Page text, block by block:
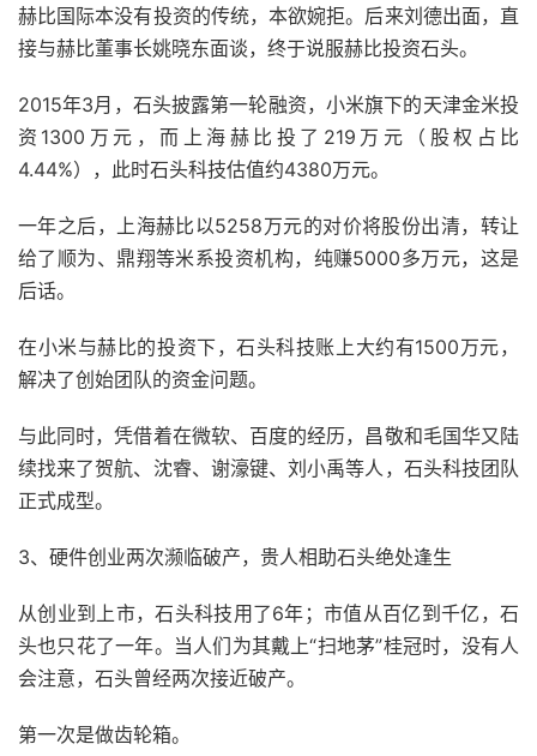
赫比国际本没有投资的传统，本欲婉拒。后来刘德出面，直
接与赫比董事长姚晓东面谈，终于说服赫比投资石头。
2015年3月，石头披露第一轮融资，小米旗下的天津金米投
资1300万元，而上海赫比投了219万元（股权占比
4.44%），此时石头科技估值约4380万元。
一年之后，上海赫比以5258万元的对价将股份出清，转让
给了顺为、鼎翔等米系投资机构，纯赚5000多万元，这是
后话。
在小米与赫比的投资下，石头科技账上大约有1500万元，
解决了创始团队的资金问题。
与此同时，凭借着在微软、百度的经历，昌敬和毛国华又陆
续找来了贺航、沈睿、谢濠键、刘小禹等人，石头科技团队
正式成型。
3、硬件创业两次濒临破产，贵人相助石头绝处逢生
从创业到上市，石头科技用了6年；市值从百亿到千亿，石
头也只花了一年。当人们为其戴上“扫地茅”桂冠时，没有人
会注意，石头曾经两次接近破产。
第一次是做齿轮箱。